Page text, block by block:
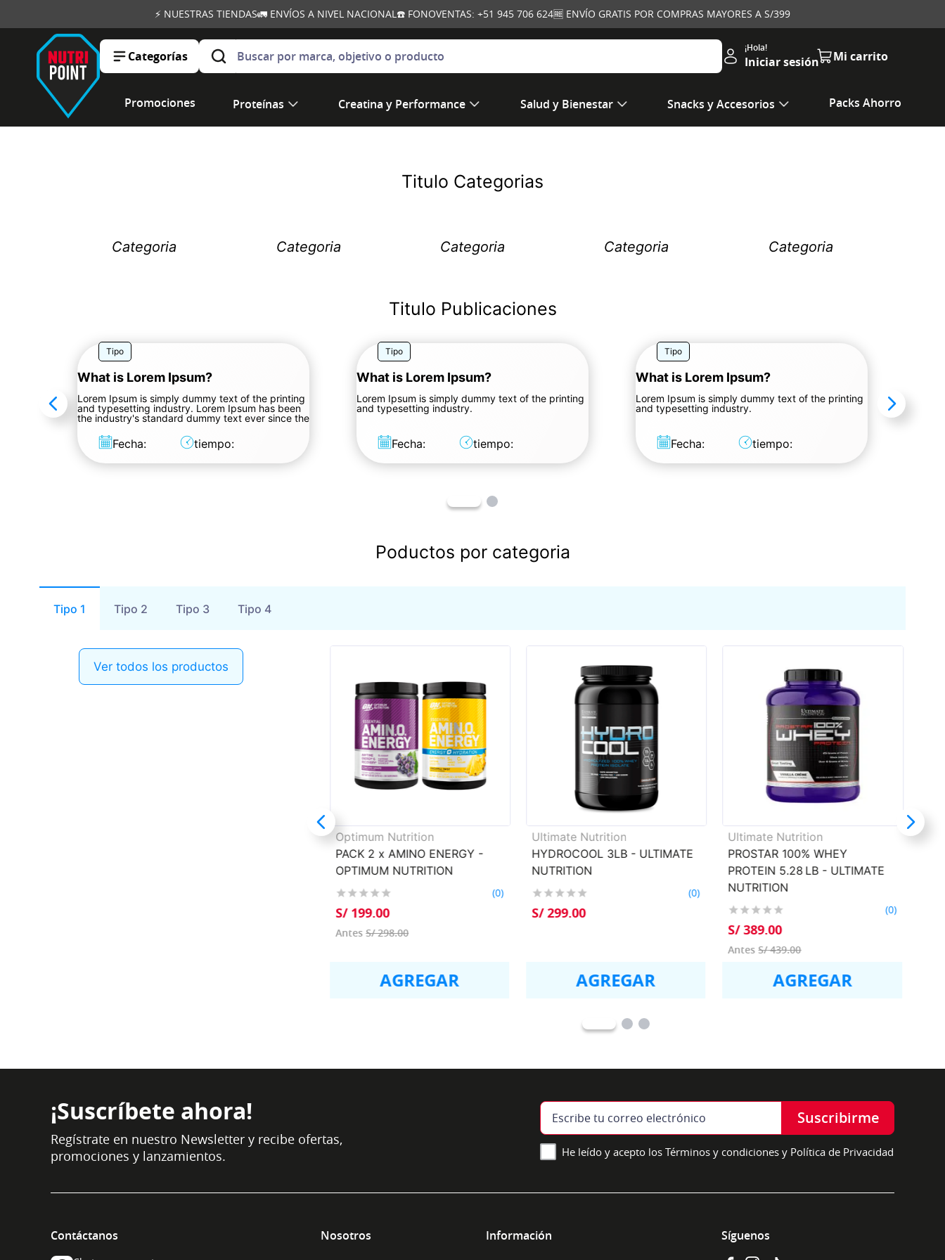
⚡ NUESTRAS TIENDAS🚛 ENVÍOS A NIVEL NACIONAL☎️ FONOVENTAS: +51 945 706 624🆓 ENVÍO GRATIS POR COMPRAS MAYORES A S/399
Categorías
Buscar por marca, objetivo o producto
Iniciar sesión
Promociones Proteínas Creatina y Performance Salud y Bienestar Snacks y Accesorios Packs Ahorro
Titulo Categorias
Categoria Categoria Categoria Categoria Categoria
Titulo Publicaciones
Tipo
What is Lorem Ipsum?
Lorem Ipsum is simply dummy text of the printing
and typesetting industry. Lorem Ipsum has been
the industry's standard dummy text ever since the
1500s, when an unknown printer took a galley of
type and scrambled it to make a type specimen
book. It has survived not only five centuries, but
also the leap into electronic typesetting, remaining
essentially unchanged. It was popularised in the
Fecha: tiempo:
Tipo
What is Lorem Ipsum?
Lorem Ipsum is simply dummy text of the printing
and typesetting industry.
Fecha: tiempo:
Tipo
What is Lorem Ipsum?
Lorem Ipsum is simply dummy text of the printing
and typesetting industry.
Fecha: tiempo:
Poductos por categoria
Tipo 1 Tipo 2 Tipo 3 Tipo 4
Ver todos los productos
Optimum Nutrition
PACK 2 x AMINO ENERGY -
OPTIMUM NUTRITION
(0)
S/ 199.00
S/ 298.00
AGREGAR
Ultimate Nutrition
HYDROCOOL 3LB - ULTIMATE
NUTRITION
(0)
S/ 299.00
AGREGAR
Ultimate Nutrition
PROSTAR 100% WHEY
PROTEIN 5.28 LB - ULTIMATE
NUTRITION
(0)
S/ 389.00
S/ 439.00
AGREGAR
¡Suscríbete ahora!
Regístrate en nuestro Newsletter y recibe ofertas,
promociones y lanzamientos.
Suscribirme
He leído y acepto los Términos y condiciones y Política de Privacidad
Contáctanos Nosotros Información Síguenos